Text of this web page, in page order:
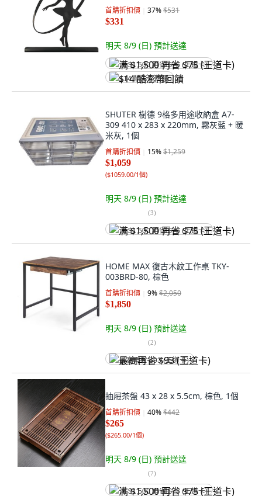
首購折扣價 37%$531
$331
明天 8/9 (日) 預計送達
满 $1,500 再省 $75 (王道卡)
$14 酷澎幣回饋
SHUTER 樹德 9格多用途收納盒 A7-
309 410 x 283 x 220mm, 霧灰藍 + 暖
米灰, 1個
首購折扣價 15%$1,259
$1,059
($1059.00/1個)
明天 8/9 (日) 預計送達
(3)
满 $1,500 再省 $75 (王道卡)
HOME MAX 復古木紋工作桌 TKY-
003BRD-80, 棕色
首購折扣價 9%$2,050
$1,850
明天 8/9 (日) 預計送達
(2)
最高再省 $93 (王道卡)
抽屜茶盤 43 x 28 x 5.5cm, 棕色, 1個
首購折扣價 40%$442
$265
($265.00/1個)
明天 8/9 (日) 預計送達
(7)
满 $1,500 再省 $75 (王道卡)